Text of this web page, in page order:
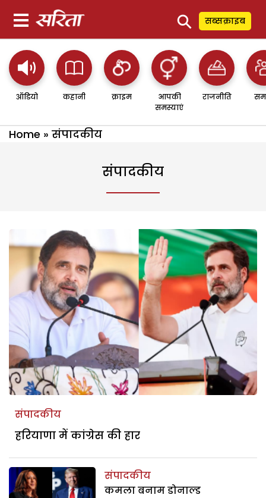
⚲ सब्सक्राइब
ऑडियो कहानी क्राइम
आपकी
समस्याएं
राजनीति
Home » संपादकीय
संपादकीय
संपादकीय
हरियाणा में कांग्रेस की हार
संपादकीय
कमला बनाम डोनाल्ड